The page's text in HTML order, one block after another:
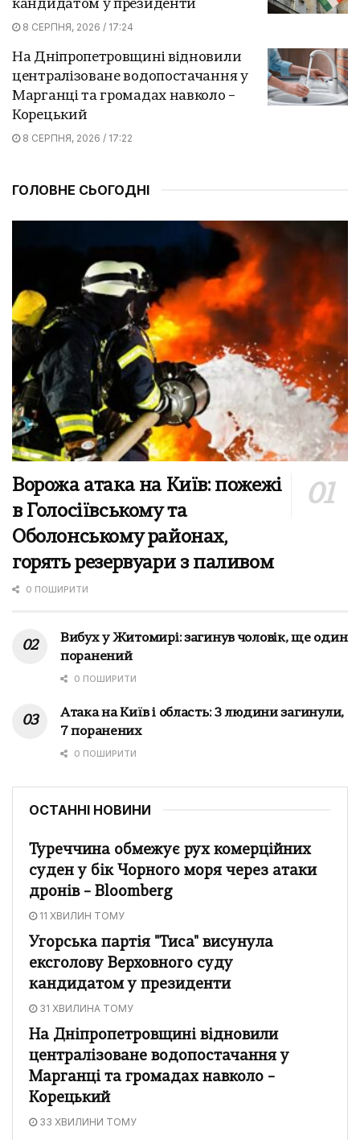
кандидатом у президенти
8 СЕРПНЯ, 2026 / 17:24
На Дніпропетровщині відновили
централізоване водопостачання у
Марганці та громадах навколо –
Корецький
8 СЕРПНЯ, 2026 / 17:22
ГОЛОВНЕ СЬОГОДНІ
Ворожа атака на Київ: пожежі
в Голосіївському та
Оболонському районах,
горять резервуари з паливом
0 ПОШИРИТИ
Вибух у Житомирі: загинув чоловік, ще один
поранений
0 ПОШИРИТИ
Атака на Київ і область: 3 людини загинули,
7 поранених
0 ПОШИРИТИ
ОСТАННІ НОВИНИ
Туреччина обмежує рух комерційних
суден у бік Чорного моря через атаки
дронів – Bloomberg
11 ХВИЛИН ТОМУ
Угорська партія "Тиса" висунула
ексголову Верховного суду
кандидатом у президенти
31 ХВИЛИНА ТОМУ
На Дніпропетровщині відновили
централізоване водопостачання у
Марганці та громадах навколо –
Корецький
33 ХВИЛИНИ ТОМУ